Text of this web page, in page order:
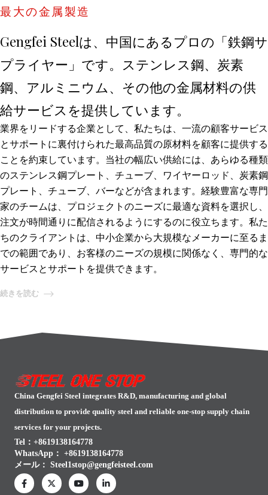
最大の金属製造
Gengfei Steelは、中国にあるプロの「鉄鋼サ
プライヤー」です。ステンレス鋼、炭素
鋼、アルミニウム、その他の金属材料の供
給サービスを提供しています。
業界をリードする企業として、私たちは、一流の顧客サービス
とサポートに裏付けられた最高品質の原材料を顧客に提供する
ことを約束しています。当社の幅広い供給には、あらゆる種類
のステンレス鋼プレート、チューブ、ワイヤーロッド、炭素鋼
プレート、チューブ、バーなどが含まれます。経験豊富な専門
家のチームは、プロジェクトのニーズに最適な資料を選択し、
注文が時間通りに配信されるようにするのに役立ちます。私た
ちのクライアントは、中小企業から大規模なメーカーに至るま
での範囲であり、お客様のニーズの規模に関係なく、専門的な
サービスとサポートを提供できます。
続きを読む
China Gengfei Steel integrates R&D, manufacturing and global
distribution to provide quality steel and reliable one-stop supply chain
services for your projects.
Tel：+8619138164778
WhatsApp： +8619138164778
メール： Steel1stop@gengfeisteel.com